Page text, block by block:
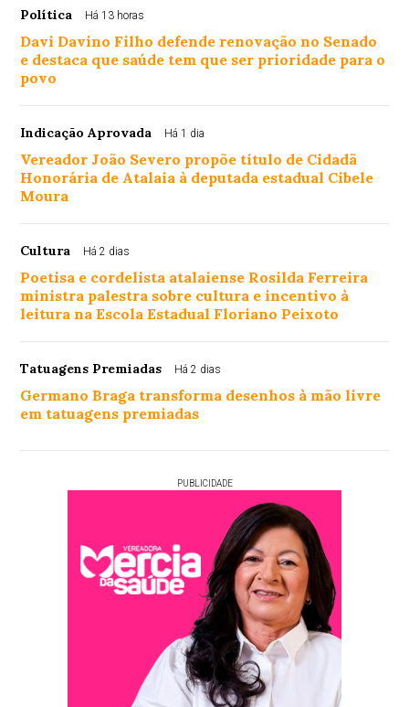
Política Há 13 horas
Davi Davino Filho defende renovação no Senado
e destaca que saúde tem que ser prioridade para o
povo
Indicação Aprovada Há 1 dia
Vereador João Severo propõe título de Cidadã
Honorária de Atalaia à deputada estadual Cibele
Moura
Cultura Há 2 dias
Poetisa e cordelista atalaiense Rosilda Ferreira
ministra palestra sobre cultura e incentivo à
leitura na Escola Estadual Floriano Peixoto
Tatuagens Premiadas Há 2 dias
Germano Braga transforma desenhos à mão livre
em tatuagens premiadas
PUBLICIDADE